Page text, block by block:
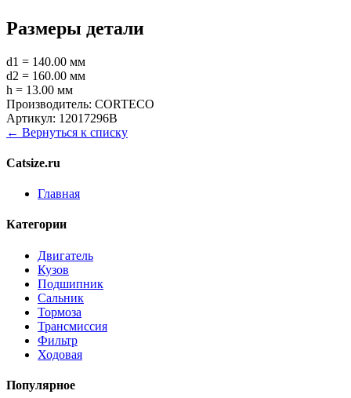
Размеры детали
d1 = 140.00 мм
d2 = 160.00 мм
h = 13.00 мм
Производитель: CORTECO
Артикул: 12017296B
← Вернуться к списку
Catsize.ru
Главная
Категории
Двигатель
Кузов
Подшипник
Сальник
Тормоза
Трансмиссия
Фильтр
Ходовая
Популярное